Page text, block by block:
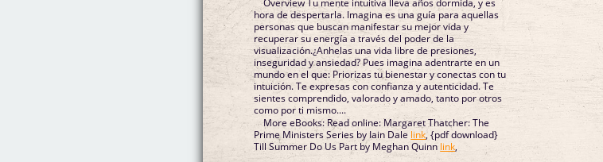
Overview Tu mente intuitiva lleva años dormida, y es
hora de despertarla. Imagina es una guía para aquellas
personas que buscan manifestar su mejor vida y
recuperar su energía a través del poder de la
visualización.¿Anhelas una vida libre de presiones,
inseguridad y ansiedad? Pues imagina adentrarte en un
mundo en el que: Priorizas tu bienestar y conectas con tu
intuición. Te expresas con confianza y autenticidad. Te
sientes comprendido, valorado y amado, tanto por otros
como por ti mismo....
More eBooks: Read online: Margaret Thatcher: The
Prime Ministers Series by Iain Dale link, {pdf download}
Till Summer Do Us Part by Meghan Quinn link,